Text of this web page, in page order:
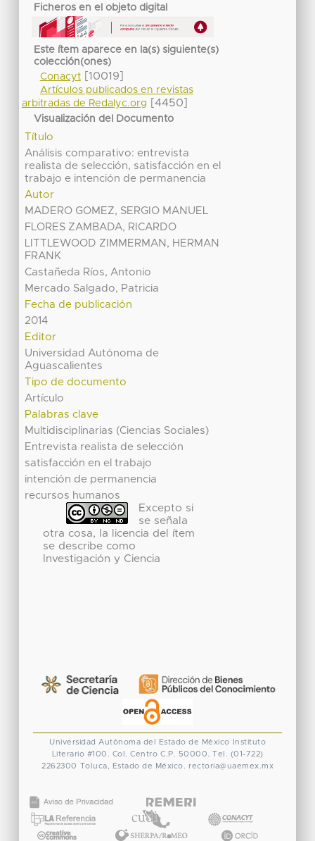
Ficheros en el objeto digital
Este ítem aparece en la(s) siguiente(s)
colección(ones)
Conacyt[10019]
Artículos publicados en revistas
arbitradas de Redalyc.org
[4450]
Visualización del Documento
Título
Análisis comparativo: entrevista
realista de selección, satisfacción en el
trabajo e intención de permanencia
Autor
MADERO GOMEZ, SERGIO MANUEL
FLORES ZAMBADA, RICARDO
LITTLEWOOD ZIMMERMAN, HERMAN
FRANK
Castañeda Ríos, Antonio
Mercado Salgado, Patricia
Fecha de publicación
2014
Editor
Universidad Autónoma de
Aguascalientes
Tipo de documento
Artículo
Palabras clave
Multidisciplinarias (Ciencias Sociales)
Entrevista realista de selección
satisfacción en el trabajo
intención de permanencia
recursos humanos
Excepto si
se señala
otra cosa, la licencia del ítem
se describe como
Investigación y Ciencia
Universidad Autónoma del Estado de México
Instituto
Literario #100. Col. Centro C.P. 50000. Tel. (01-722)
2262300
Toluca, Estado de México. rectoria@uaemex.mx